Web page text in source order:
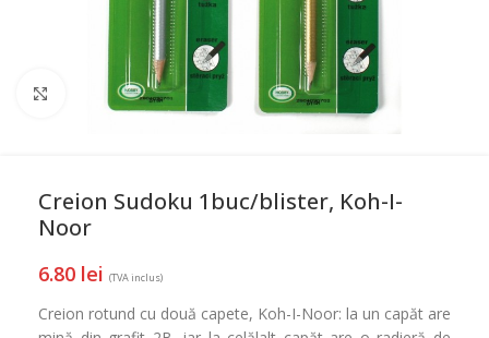
Mareste
Creion Sudoku 1buc/blister, Koh-I-
Noor
6.80 lei (TVA inclus)
Creion rotund cu două capete, Koh-I-Noor: la un capăt are